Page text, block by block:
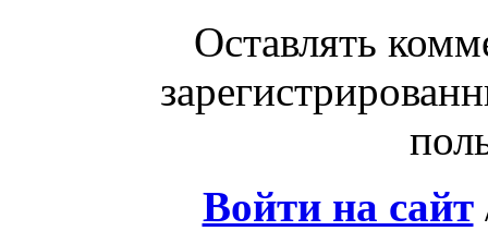
Оставлять
Войти на сайт